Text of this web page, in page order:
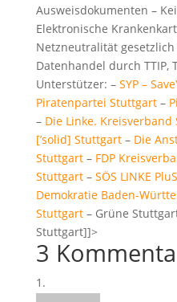
Ausweisdokumenten –
Elektronische
Netzneutralität
Datenhandel durch TTIP,
Unterstützer: – SYP –
Piratenpartei Stuttgart–
– Die Linke.
[’solid] Stuttgart– Die
Stuttgart– FDP
Stuttgart– SÖS LINKE PluS
Demokratie Baden-
Stuttgart– Grüne
Stuttgart]]>
3